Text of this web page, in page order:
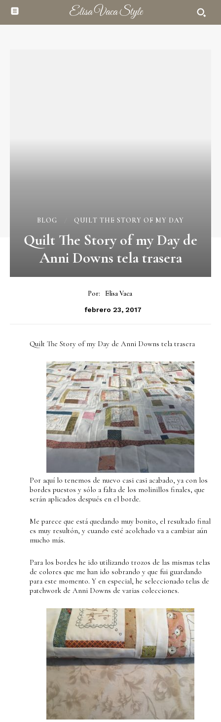
Elisa Vaca Style
BLOG QUILT THE STORY OF MY DAY
Quilt The Story of my Day de
Anni Downs tela trasera
Por: Elisa Vaca
febrero 23, 2017
Quilt The Story of my Day de Anni Downs tela trasera
Por aquí lo tenemos de nuevo casi casi acabado, ya con los
bordes puestos y sólo a falta de los molinillos finales, que
serán aplicados después en el borde.
Me parece que está quedando muy bonito, el resultado final
es muy resultón, y cuando esté acolchado va a cambiar aún
mucho más.
Para los bordes he ido utilizando trozos de las mismas telas
de colores que me han ido sobrando y que fui guardando
para este momento. Y en especial, he seleccionado telas de
patchwork de Anni Downs de varias colecciones.